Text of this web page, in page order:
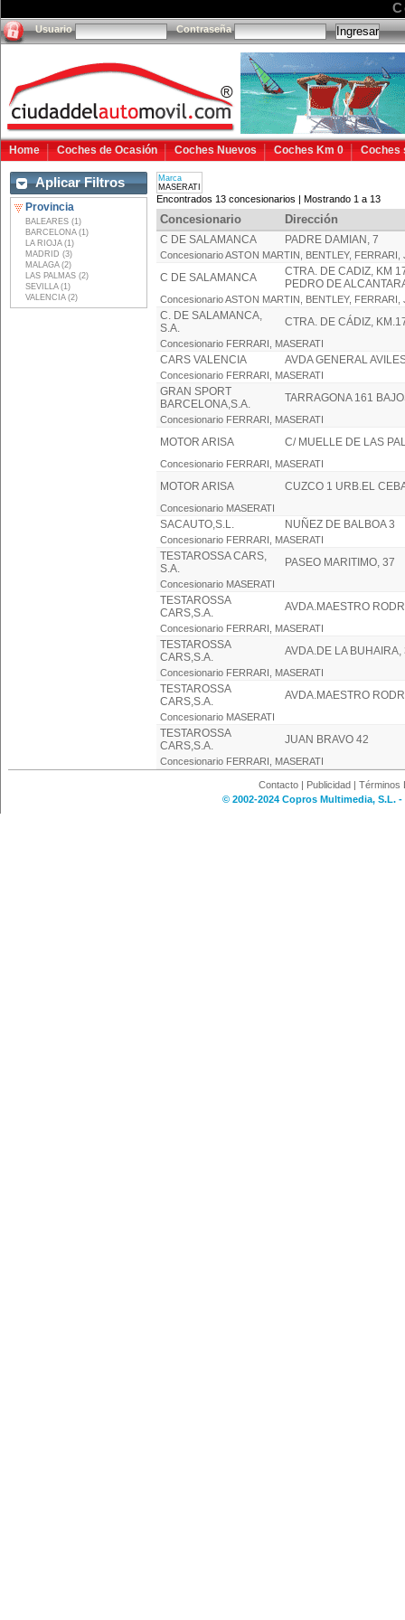
Usuario Contraseña
Home Coches de Ocasión Coches Nuevos Coches Km 0 Coches
Aplicar Filtros
Provincia
BALEARES (1)
BARCELONA (1)
LA RIOJA (1)
MADRID (3)
MALAGA (2)
LAS PALMAS (2)
SEVILLA (1)
VALENCIA (2)
Marca
MASERATI
Encontrados 13 concesionarios | Mostrando 1 a 13
Concesionario Dirección
C DE SALAMANCA PADRE DAMIAN, 7
Concesionario ASTON MARTIN, BENTLEY,
C DE SALAMANCA
CTRA. DE CADIZ, KM
PEDRO DE
Concesionario ASTON MARTIN, BENTLEY,
C. DE SALAMANCA,
S.A.
CTRA. DE CÁDIZ,
Concesionario FERRARI, MASERATI
CARS VALENCIA AVDA GENERAL
Concesionario FERRARI, MASERATI
GRAN SPORT
BARCELONA,S.A.
TARRAGONA 161
Concesionario FERRARI, MASERATI
MOTOR ARISA C/ MUELLE DE LAS
Concesionario FERRARI, MASERATI
MOTOR ARISA CUZCO 1 URB.EL
Concesionario MASERATI
SACAUTO,S.L. NUÑEZ DE BALBOA 3
Concesionario FERRARI, MASERATI
TESTAROSSA CARS,
S.A.
PASEO MARITIMO, 37
Concesionario MASERATI
TESTAROSSA
CARS,S.A.
AVDA.MAESTRO
Concesionario FERRARI, MASERATI
TESTAROSSA
CARS,S.A.
AVDA.DE LA BUHAIRA,
Concesionario FERRARI, MASERATI
TESTAROSSA
CARS,S.A.
AVDA.MAESTRO
Concesionario MASERATI
TESTAROSSA
CARS,S.A.
JUAN BRAVO 42
Concesionario FERRARI, MASERATI
Contacto | Publicidad | Términos
© 2002-2024 Copros Multimedia, S.L.